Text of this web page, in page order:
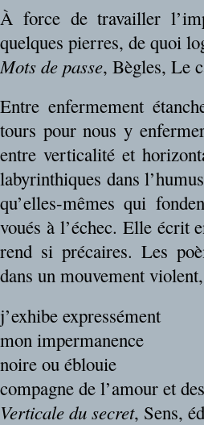
À force de travailler
quelques pierres, de quoi
Mots de passe, Bègles, Le
Entre enfermement
tours pour nous y
entre verticalité et
labyrinthiques dans
qu’elles-mêmes qui
voués à l’échec. Elle écrit
rend si précaires. Les
dans un mouvement
j’exhibe expressément
mon impermanence
noire ou éblouie
compagne de l’amour et
Verticale du secret, Sens,